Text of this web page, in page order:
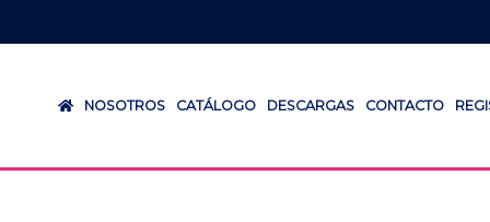
NOSOTROS CATÁLOGO DESCARGAS CONTACTO